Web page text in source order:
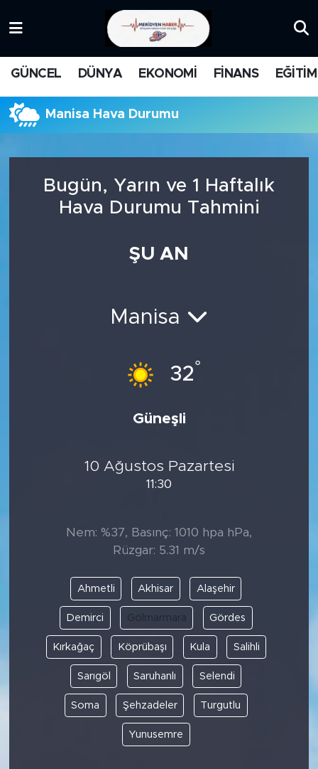
GÜNCEL DÜNYA EKONOMİ FİNANS EĞİTİM
Manisa Hava Durumu
Bugün, Yarın ve 1 Haftalık
Hava Durumu Tahmini
ŞU AN
Manisa
32°
Güneşli
10 Ağustos Pazartesi
11:30
Nem: %37, Basınç: 1010 hpa hPa,
Rüzgar: 5.31 m/s
Ahmetli Akhisar Alaşehir
Demirci Gölmarmara Gördes
Kırkağaç Köprübaşı Kula Salihli
Sarıgöl Saruhanlı Selendi
Soma Şehzadeler Turgutlu
Yunusemre
FİNANS
KARİKATÜR
YAZARLAR
POLİTİKA
EKONOMİ
SPOR
KÜLTÜR SANAT
Süper Lig Puan Durumu ve Fikstür